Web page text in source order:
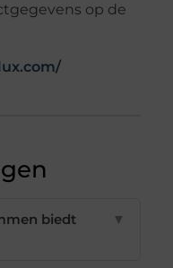
op de
biedt
▼